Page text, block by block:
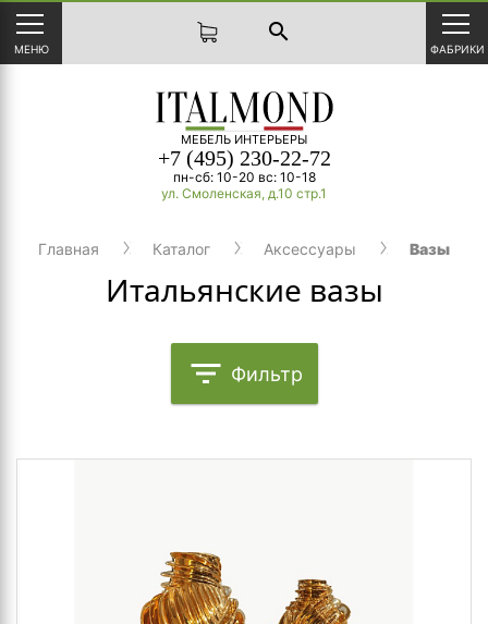
МЕНЮ
search
ФАБРИКИ
МЕБЕЛЬ ИНТЕРЬЕРЫ
+7 (495) 230-22-72
пн-сб: 10-20 вс: 10-18
ул. Смоленская, д.10 стр.1
Главная Каталог Аксессуары Вазы
Итальянские вазы
filter_list Фильтр